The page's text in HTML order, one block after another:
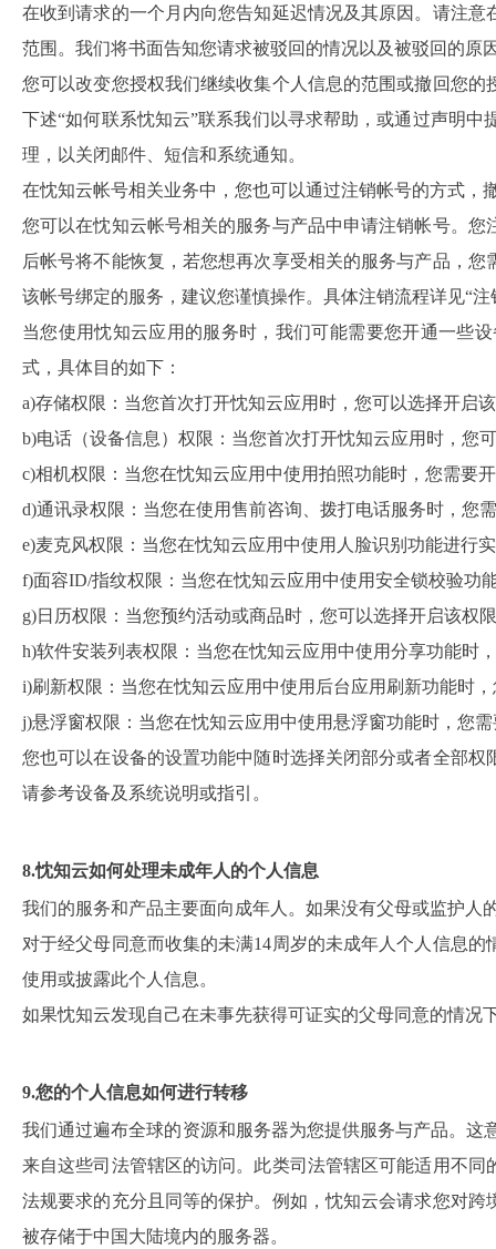
在收到请求的一个月内向您告知延迟情况及其原因。请注
范围。我们将书面告知您请求被驳回的情况以及被驳回的原
您可以改变您授权我们继续收集个人信息的范围或撤回您
下述“如何联系忱知云”联系我们以寻求帮助，或通过声明
理，以关闭邮件、短信和系统通知。
在忱知云帐号相关业务中，您也可以通过注销帐号的方式
您可以在忱知云帐号相关的服务与产品中申请注销帐号。
后帐号将不能恢复，若您想再次享受相关的服务与产品，
该帐号绑定的服务，建议您谨慎操作。具体注销流程详见“注
当您使用忱知云应用的服务时，我们可能需要您开通一些
式，具体目的如下：
a)存储权限：当您首次打开忱知云应用时，您可以选择开启
b)电话（设备信息）权限：当您首次打开忱知云应用时，您
c)相机权限：当您在忱知云应用中使用拍照功能时，您需要
d)通讯录权限：当您在使用售前咨询、拨打电话服务时，您
e)麦克风权限：当您在忱知云应用中使用人脸识别功能进行
f)面容ID/指纹权限：当您在忱知云应用中使用安全锁校验功
g)日历权限：当您预约活动或商品时，您可以选择开启该权
h)软件安装列表权限：当您在忱知云应用中使用分享功能时
i)刷新权限：当您在忱知云应用中使用后台应用刷新功能时
j)悬浮窗权限：当您在忱知云应用中使用悬浮窗功能时，您
您也可以在设备的设置功能中随时选择关闭部分或者全部
请参考设备及系统说明或指引。
8.忱知云如何处理未成年人的个人信息
我们的服务和产品主要面向成年人。如果没有父母或监护人
对于经父母同意而收集的未满14周岁的未成年人个人信息
使用或披露此个人信息。
如果忱知云发现自己在未事先获得可证实的父母同意的情
9.您的个人信息如何进行转移
我们通过遍布全球的资源和服务器为您提供服务与产品。
来自这些司法管辖区的访问。此类司法管辖区可能适用不
法规要求的充分且同等的保护。例如，忱知云会请求您对
被存储于中国大陆境内的服务器。